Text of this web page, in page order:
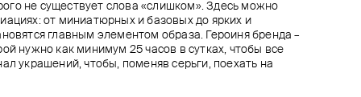
не существует слова «слишком». Здесь можно
от миниатюрных и базовых до ярких и
главным элементом образа. Героиня бренда –
нужно как минимум 25 часов в сутках, чтобы все
украшений, чтобы, поменяв серьги, поехать на